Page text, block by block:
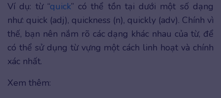
Ví dụ: từ “quick” có thể tồn tại dưới một số dạng
như: quick (adj), quickness (n), quickly (adv). Chính vì
thế, bạn nên nắm rõ các dạng khác nhau của từ, để
có thể sử dụng từ vựng một cách linh hoạt và chính
xác nhất.
Xem thêm: